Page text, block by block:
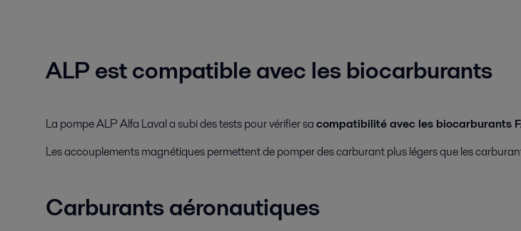
ALP est compatible avec les biocarburants
La pompe ALP Alfa Laval a subi des tests pour vérifier sacompatibilité avec les biocarburants
Les accouplements magnétiques permettent de pomper des carburant plus légers que les
Carburants aéronautiques